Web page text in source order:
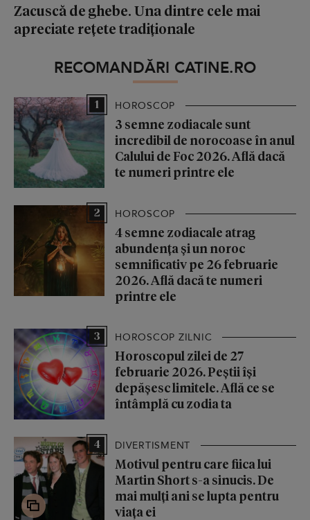
Zacuscă de ghebe. Una dintre cele mai
apreciate rețete tradiționale
RECOMANDĂRI CATINE.RO
1 HOROSCOP
3 semne zodiacale sunt
incredibil de norocoase în anul
Calului de Foc 2026. Află dacă
te numeri printre ele
2 HOROSCOP
4 semne zodiacale atrag
abundența și un noroc
semnificativ pe 26 februarie
2026. Află dacă te numeri
printre ele
3 HOROSCOP ZILNIC
Horoscopul zilei de 27
februarie 2026. Peștii își
depășesc limitele. Află ce se
întâmplă cu zodia ta
4 DIVERTISMENT
Motivul pentru care fiica lui
Martin Short s-a sinucis. De
mai mulți ani se lupta pentru
viața ei